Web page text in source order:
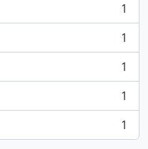
1
1
1
1
1